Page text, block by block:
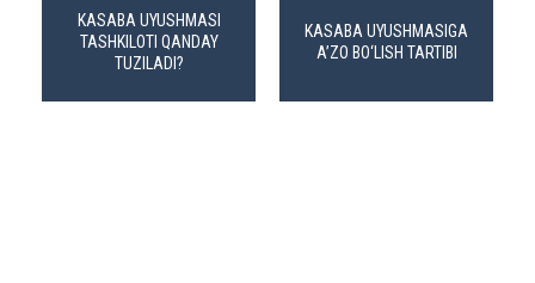
KASABA UYUSHMASI
TASHKILOTI QANDAY
TUZILADI?
KASABA UYUSHMASIGA
A’ZO BO‘LISH TARTIBI